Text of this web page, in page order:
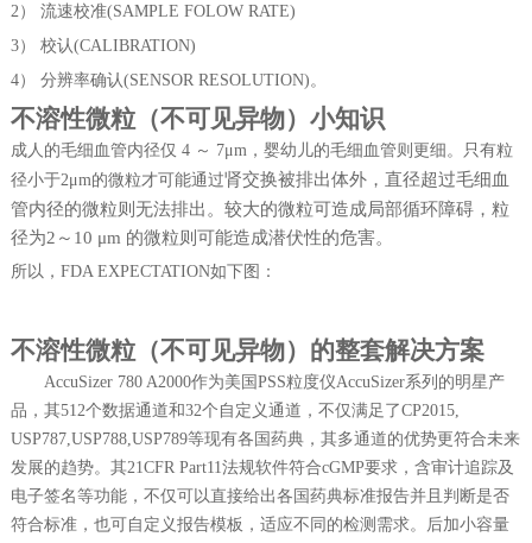
2） 流速校准(SAMPLE FOLOW RATE)
3） 校认(CALIBRATION)
4） 分辨率确认(SENSOR RESOLUTION)。
不溶性微粒（不可见异物）小知识
成人的毛细血管内径仅 4 ～ 7μm，婴幼儿的毛细 血管则更细。只有粒
径小于2μm的微粒才可能通过肾交换被排出体外， 直径超过毛细血
管内径的微粒则无法排出。较大的微粒可造成局部循环障碍，粒
径为2～10 μm 的微粒则可能造成潜伏性的危害。
所以， FDA EXPECTATION如下图：
不溶性微粒（不可见异物）的整套解决方案
AccuSizer 780 A2000作为美国PSS粒度仪AccuSizer系列的明星产
品，其512个数据通道和32个自定义通道，不仅满足了CP2015,
USP787,USP788,USP789等现有各国药典，其多通道的优势更符合未来
发展的趋势。其21CFR Part11法规软件符合cGMP要求， 含审计追踪及
电子签名等功能，不仅可以直接给出各国药典标准报告并且判断是否
符合标准，也可自定义报告模板，适应不同的检测需求。后加小容量